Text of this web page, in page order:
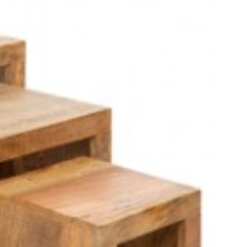
KAWOWY GOA 60
zł1 024,09 zł